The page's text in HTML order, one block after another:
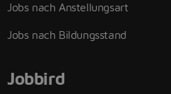
Jobs nach Anstellungsart
Jobs nach Bildungsstand
Jobbird